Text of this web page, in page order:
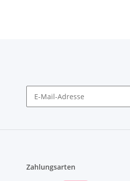
Zahlungsarten